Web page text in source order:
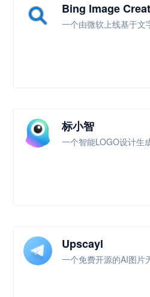
Bing lmage
一个由微软上线基于文
标小智
一个智能LOGO设计生
Upscayl
一个免费开源的AI图片